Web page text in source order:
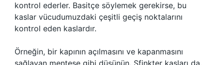
kontrol ederler. Basitçe söylemek gerekirse, bu
kaslar vücudumuzdaki çeşitli geçiş noktalarını
kontrol eden kaslardır.
Örneğin, bir kapının açılmasını ve kapanmasını
sağlayan menteşe gibi düşünün. Sfinkter kasları da,